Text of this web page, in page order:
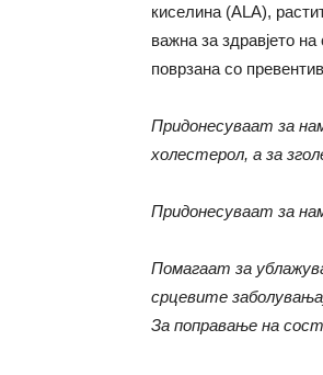
киселина (ALA),
важна за здравјето
поврзана со
Придонесуваат за
холестерол, а за
Придонесуваат за
Помагаат за
срцевите
За поправање на